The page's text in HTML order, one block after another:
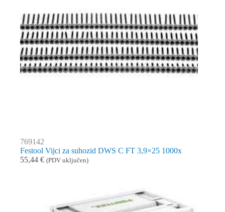
769142
Festool Vijci za suhozid DWS C FT 3,9×25 1000x
55,44 € (PDV uključen)